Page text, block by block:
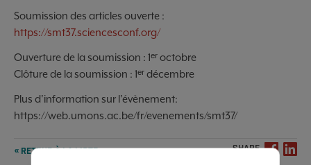
Soumission des articles ouverte :
https://smt37.sciencesconf.org/
Ouverture de la soumission : 1ᵉʳ octobre
Clôture de la soumission : 1ᵉʳ décembre
Plus d'information sur l'évènement:
https://web.umons.ac.be/fr/evenements/smt37/
« RETOUR À LA LISTE SHARE